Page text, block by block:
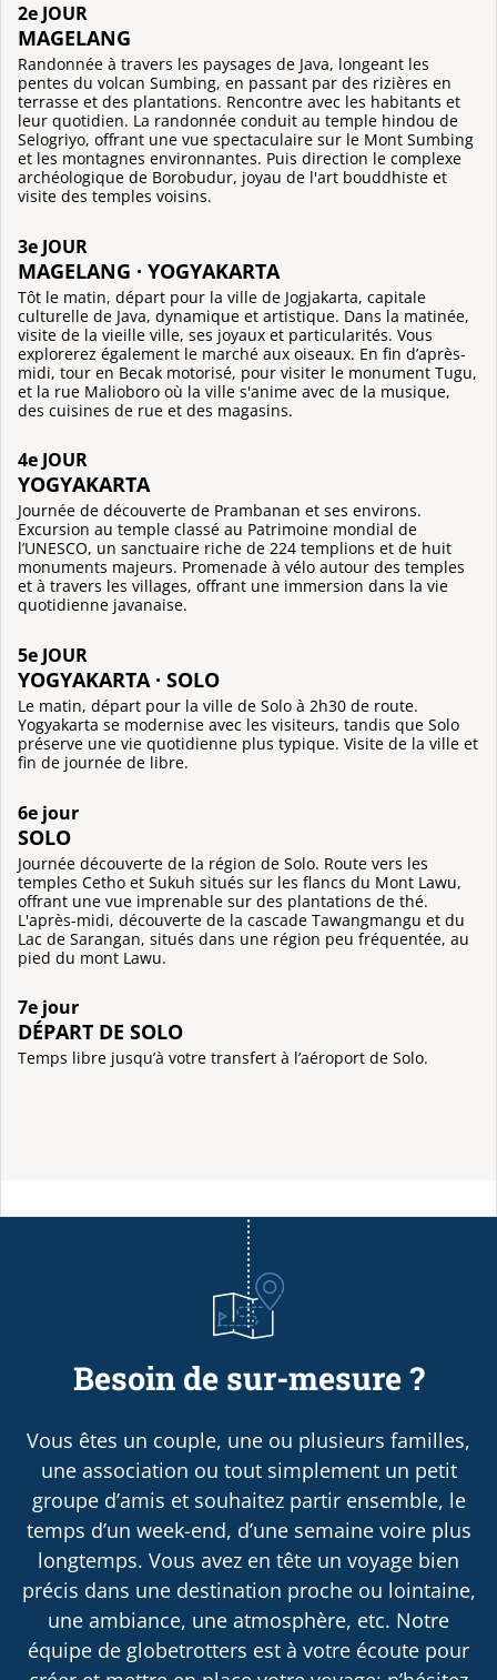
2e JOUR
MAGELANG
Randonnée à travers les paysages de Java, longeant les
pentes du volcan Sumbing, en passant par des rizières en
terrasse et des plantations. Rencontre avec les habitants et
leur quotidien. La randonnée conduit au temple hindou de
Selogriyo, offrant une vue spectaculaire sur le Mont Sumbing
et les montagnes environnantes. Puis direction le complexe
archéologique de Borobudur, joyau de l'art bouddhiste et
visite des temples voisins.
3e JOUR
MAGELANG · YOGYAKARTA
Tôt le matin, départ pour la ville de Jogjakarta, capitale
culturelle de Java, dynamique et artistique. Dans la matinée,
visite de la vieille ville, ses joyaux et particularités. Vous
explorerez également le marché aux oiseaux. En fin d’après-
midi, tour en Becak motorisé, pour visiter le monument Tugu,
et la rue Malioboro où la ville s'anime avec de la musique,
des cuisines de rue et des magasins.
4e JOUR
YOGYAKARTA
Journée de découverte de Prambanan et ses environs.
Excursion au temple classé au Patrimoine mondial de
l’UNESCO, un sanctuaire riche de 224 templions et de huit
monuments majeurs. Promenade à vélo autour des temples
et à travers les villages, offrant une immersion dans la vie
quotidienne javanaise.
5e JOUR
YOGYAKARTA · SOLO
Le matin, départ pour la ville de Solo à 2h30 de route.
Yogyakarta se modernise avec les visiteurs, tandis que Solo
préserve une vie quotidienne plus typique. Visite de la ville et
fin de journée de libre.
6e jour
SOLO
Journée découverte de la région de Solo. Route vers les
temples Cetho et Sukuh situés sur les flancs du Mont Lawu,
offrant une vue imprenable sur des plantations de thé.
L'après-midi, découverte de la cascade Tawangmangu et du
Lac de Sarangan, situés dans une région peu fréquentée, au
pied du mont Lawu.
7e jour
DÉPART DE SOLO
Temps libre jusqu’à votre transfert à l’aéroport de Solo.
Besoin de sur-mesure ?
Vous êtes un couple, une ou plusieurs familles,
une association ou tout simplement un petit
groupe d’amis et souhaitez partir ensemble, le
temps d’un week-end, d’une semaine voire plus
longtemps. Vous avez en tête un voyage bien
précis dans une destination proche ou lointaine,
une ambiance, une atmosphère, etc. Notre
équipe de globetrotters est à votre écoute pour